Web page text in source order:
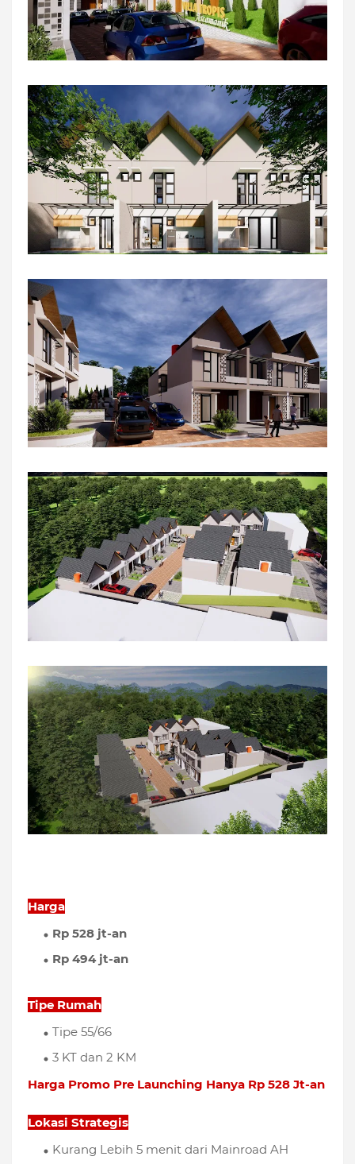
Harga
Rp 528 jt-an
Rp 494 jt-an
Tipe Rumah
Tipe 55/66
3 KT dan 2 KM
Harga Promo Pre Launching Hanya Rp 528 Jt-an
Lokasi Strategis
Kurang Lebih 5 menit dari Mainroad AH